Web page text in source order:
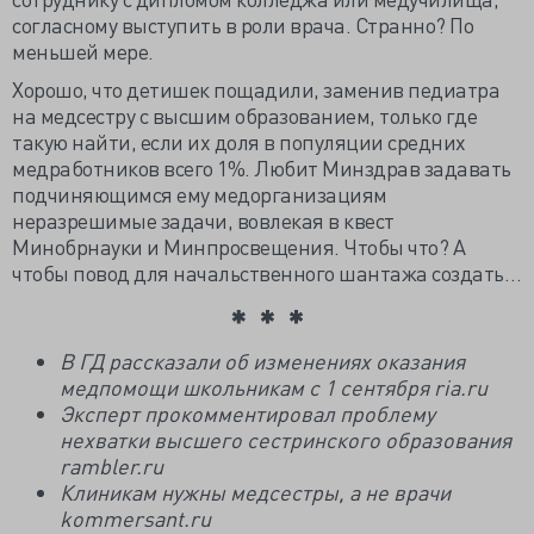
согласному выступить в роли врача. Странно? По
меньшей мере.
Хорошо, что детишек пощадили, заменив педиатра
на медсестру с высшим образованием, только где
такую найти, если их доля в популяции средних
медработников всего 1%. Любит Минздрав задавать
подчиняющимся ему медорганизациям
неразрешимые задачи, вовлекая в квест
Минобрнауки и Минпросвещения. Чтобы что? А
чтобы повод для начальственного шантажа создать…
В ГД рассказали об изменениях оказания
медпомощи школьникам с 1 сентября ria.ru
Эксперт прокомментировал проблему
нехватки высшего сестринского образования
rambler.ru
Клиникам нужны медсестры, а не врачи
kommersant.ru